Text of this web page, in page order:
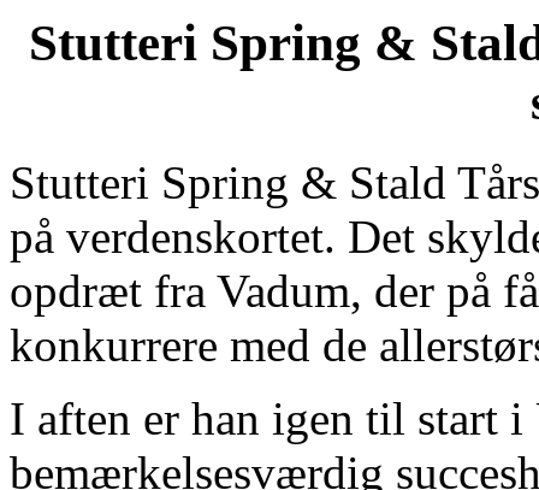
Stutteri Spring &
Stutteri Spring & Stald
på verdenskortet. Det
opdræt fra Vadum, der på
konkurrere med de
I aften er han igen til start
bemærkelsesværdig